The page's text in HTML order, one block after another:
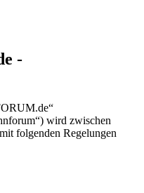
-
wird zwischen
folgenden Regelungen